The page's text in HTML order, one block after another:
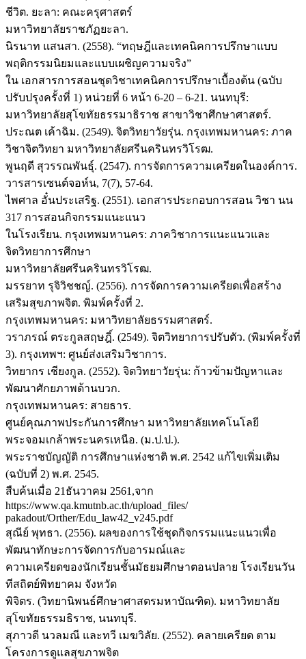
ชีวิต. ยะลา: คณะครุศาสตร์
มหาวิทยาลัยราชภัฏยะลา.
นิรนาท แสนสา. (2558). “ทฤษฎีและเทคนิคการปรึกษาแบบ
พฤติกรรมนิยมและแบบเผชิญความจริง”
ใน เอกสารการสอนชุดวิชาเทคนิคการปรึกษาเบื้องต้น (ฉบับ
ปรับปรุงครั้งที่ 1) หน่วยที่ 6 หน้า 6-20 – 6-21. นนทบุรี:
มหาวิทยาลัยสุโขทัยธรรมาธิราช สาขาวิชาศึกษาศาสตร์.
ประณต เค้าฉิม. (2549). จิตวิทยาวัยรุ่น. กรุงเทพมหานคร: ภาค
วิชาจิตวิทยา มหาวิทยาลัยศรีนครินทรวิโรฒ.
พูนฤดี สุวรรณพันธุ์. (2547). การจัดการความเครียดในองค์การ.
วารสารเซนต์จอห์น, 7(7), 57-64.
ไพศาล อั๋นประเสริฐ. (2551). เอกสารประกอบการสอน วิชา นน
317 การสอนกิจกรรมแนะแนว
ในโรงเรียน. กรุงเทพมหานคร: ภาควิชาการแนะแนวและ
จิตวิทยาการศึกษา
มหาวิทยาลัยศรีนครินทรวิโรฒ.
มรรยาท รุจิวิชชญ์. (2556). การจัดการความเครียดเพื่อสร้าง
เสริมสุขภาพจิต. พิมพ์ครั้งที่ 2.
กรุงเทพมหานคร: มหาวิทยาลัยธรรมศาสตร์.
วราภรณ์ ตระกูลสฤษฎิ์. (2549). จิตวิทยาการปรับตัว. (พิมพ์ครั้งที่
3). กรุงเทพฯ: ศูนย์ส่งเสริมวิชาการ.
วิทยากร เชียงกูล. (2552). จิตวิทยาวัยรุ่น: ก้าวข้ามปัญหาและ
พัฒนาศักยภาพด้านบวก.
กรุงเทพมหานคร: สายธาร.
ศูนย์คุณภาพประกันการศึกษา มหาวิทยาลัยเทคโนโลยี
พระจอมเกล้าพระนครเหนือ. (ม.ป.ป.).
พระราชบัญญัติ การศึกษาแห่งชาติ พ.ศ. 2542 แก้ไขเพิ่มเติม
(ฉบับที่ 2) พ.ศ. 2545.
สืบค้นเมื่อ 21ธันวาคม 2561,จาก
https://www.qa.kmutnb.ac.th/upload_files/
pakadout/Orther/Edu_law42_v245.pdf
สุณีย์ พุทธา. (2556). ผลของการใช้ชุดกิจกรรมแนะแนวเพื่อ
พัฒนาทักษะการจัดการกับอารมณ์และ
ความเครียดของนักเรียนชั้นมัธยมศึกษาตอนปลาย โรงเรียนวัน
ทีสถิตย์พิทยาคม จังหวัด
พิจิตร. (วิทยานิพนธ์ศึกษาศาสตรมหาบัณฑิต). มหาวิทยาลัย
สุโขทัยธรรมธิราช, นนทบุรี.
สุภาวดี นวลมณี และทวี เมฆวิลัย. (2552). คลายเครียด ตาม
โครงการดูแลสุขภาพจิต